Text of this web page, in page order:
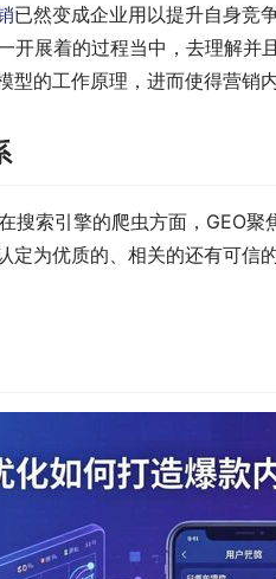
已然变成企业用以提升自身竞
开展着的过程当中，去理解并
的工作原理，进而使得营销
搜索引擎的爬虫方面，GEO
定为优质的、相关的还有可